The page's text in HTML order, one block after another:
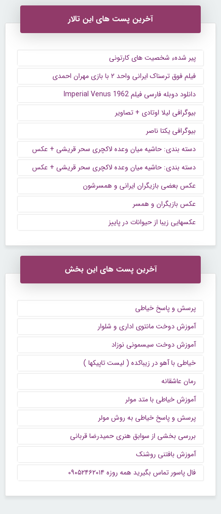
آخرین پست های این تالار
پیر شدهء شخصیت های کارتونی
فیلم فوق ترسناک ایرانی واحد ۲ با بازی مهران احمدی
دانلود دوبله فارسی فیلم Imperial Venus 1962
بیوگرافی لیلا اوتادی + تصاویر
بیوگرافی یکتا ناصر
دسته بندی: حاشیه میان وعده لاکچری سحر قریشی + عکس
دسته بندی: حاشیه میان وعده لاکچری سحر قریشی + عکس
عکس بعضی بازیگران ایرانی و همسرشون
عکس بازیگران و همسر
عکسهایی زیبا از حیوانات در پاییز
آخرین پست های این بخش
پرسش و پاسخ خیاطی
آموزش دوخت مانتوی اداری و شلوار
آموزش دوخت سیسمونی نوزاد
خیاطی با آهو در زیباکده ( لیست تاپیکها )
رمان عاشقانه
آموزش خیاطی با متد مولر
پرسش و پاسخ خیاطی به روش مولر
بررسی بخشی از سوابق هنری حمیدرضا قربانی
آموزش بافتنی روشنک
فال پاسور تماس بگیرید همه روزه ۰۹۰۵۲۴۶۲۰۱۴